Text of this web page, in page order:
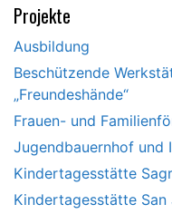
Projekte
Ausbildung
Beschützende
„Freundeshände“
Frauen- und
Jugendbauernhof und
Kindertagesstätte
Kindertagesstätte San